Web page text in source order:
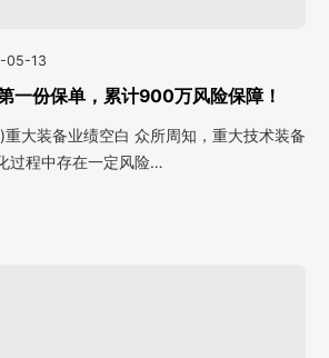
05-13
一份保单，累计900万风险保障！
大装备业绩空白 众所周知，重大技术装备
过程中存在一定风险…